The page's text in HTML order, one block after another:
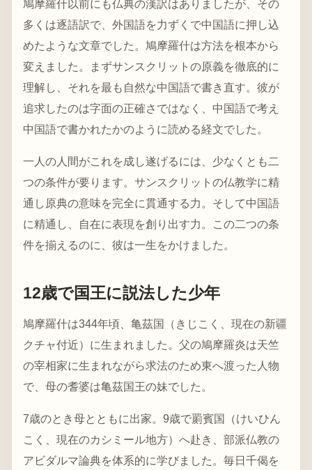
鳩摩羅什以前にも仏典の漢訳はありましたが、その
多くは逐語訳で、外国語を力ずくで中国語に押し込
めたような文章でした。鳩摩羅什は方法を根本から
変えました。まずサンスクリットの原義を徹底的に
理解し、それを最も自然な中国語で書き直す。彼が
追求したのは字面の正確さではなく、中国語で考え
中国語で書かれたかのように読める経文でした。
一人の人間がこれを成し遂げるには、少なくとも二
つの条件が要ります。サンスクリットの仏教学に精
通し原典の意味を完全に貫通する力。そして中国語
に精通し、自在に表現を創り出す力。この二つの条
件を揃えるのに、彼は一生をかけました。
12歳で国王に説法した少年
鳩摩羅什は344年頃、亀茲国（きじこく、現在の新疆
クチャ付近）に生まれました。父の鳩摩羅炎は天竺
の宰相家に生まれながら求法のため東へ渡った人物
で、母の耆婆は亀茲国王の妹でした。
7歳のとき母とともに出家。9歳で罽賓国（けいひん
こく、現在のカシミール地方）へ赴き、部派仏教の
アビダルマ論典を体系的に学びました。毎日千偈を